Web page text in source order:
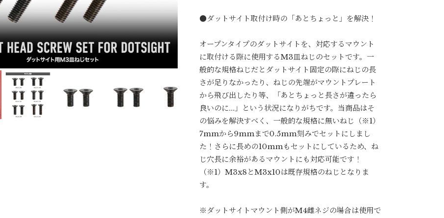
●ダットサイト取付け時の「あとちょっと」を解決！
オープンタイプのダットサイトを、対応するマウント
に取付ける際に使用するM3皿ねじのセットです。一
般的な規格ねじだとダットサイト固定の際にねじの長
さが足りなかったり、ねじの先端がマウントプレート
から飛び出したり等、「あとちょっと長さが違ったら
良いのに...」という状況になりがちです。当商品はそ
の悩みを解決すべく、一般的な規格に無いねじ（※1）
7mmから9mmまで0.5mm刻みでセットにしまし
た！さらに長めの10mmもセットにしているため、ね
じ穴長に余裕があるマウントにも対応可能です！
（※1）M3x8とM3x10は既存規格のねじとなりま
す。
※ダットサイトマウント側がM4雌ネジの場合は使用で